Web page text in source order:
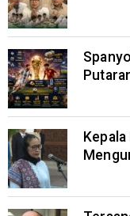
Kepala